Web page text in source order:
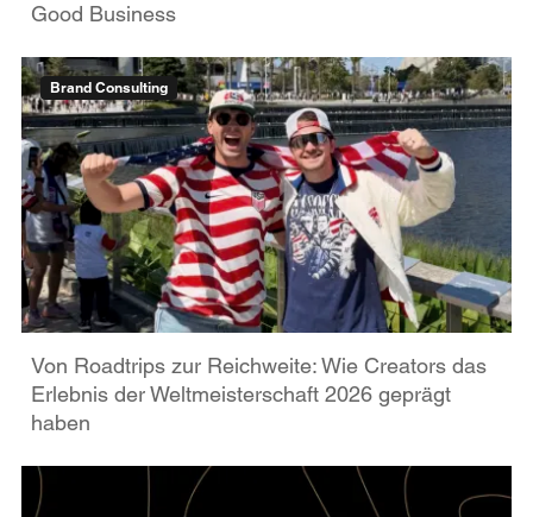
Good Business
Brand Consulting
Von Roadtrips zur Reichweite: Wie Creators das
Erlebnis der Weltmeisterschaft 2026 geprägt
haben